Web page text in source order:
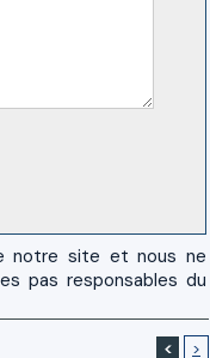
notre site et nous ne
pas responsables du
< >